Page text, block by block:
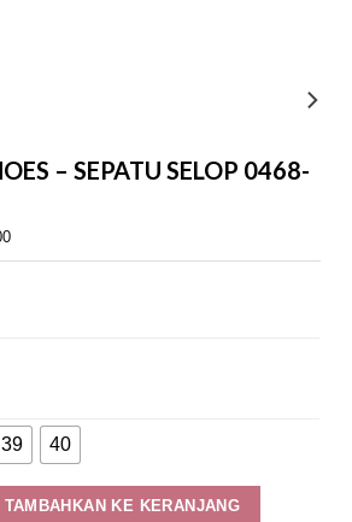
– SEPATU SELOP 0468-
Current
39 40
TAMBAHKAN KE KERANJANG